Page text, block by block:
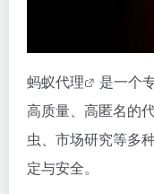
蚂蚁代理
是一个
高质量、高匿名的
虫、市场研究等多
定与安全。